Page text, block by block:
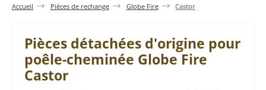
Accueil Pièces de rechange Globe Fire Castor
Pièces détachées d'origine pour
poêle-cheminée Globe Fire
Castor